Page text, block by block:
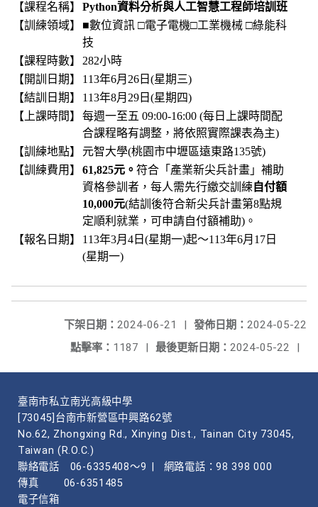
【課程名稱】
Python資料分析與人工智慧工程師培訓班
【訓練領域】
■數位資訊 □電子電機□工業機械 □綠能科
技
【課程時數】
282小時
【開訓日期】
113年6月26日(星期三)
【結訓日期】
113年8月29日(星期四)
【上課時間】
每週一至五 09:00-16:00 (每日上課時間配
合課程略有調整，將依照實際課表為主)
【訓練地點】
元智大學(桃園市中壢區遠東路135號)
【訓練費用】
61,825元。 符合「產業新尖兵計畫」補助
資格參訓者，每人需先行繳交訓練自付額
10,000元(結訓後符合新尖兵計畫第8點規
定順利就業，可申請自付額補助)。
【報名日期】
113年3月4日(星期一)起～113年6月17日
(星期一)
發佈日期： 2024-05-22
下架日期： 2024-06-21
|
最後更新日期： 2024-05-22 |
點擊率： 1187 |
臺南市私立南光高級中學
[73045]台南市新營區中興路62號
No.62, Zhongxing Rd., Xinying Dist., Tainan City 73045,
Taiwan (R.O.C.)
聯絡電話
06-6335408～9
網路電話：98 398 000
傳真
06-6351485
電子信箱